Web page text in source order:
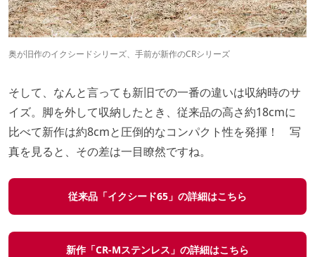
奥が旧作のイクシードシリーズ、手前が新作のCRシリーズ
そして、なんと言っても新旧での一番の違いは収納時のサ
イズ。脚を外して収納したとき、従来品の高さ約18cmに
比べて新作は約8cmと圧倒的なコンパクト性を発揮！ 写
真を見ると、その差は一目瞭然ですね。
従来品「イクシード65」の詳細はこちら
新作「CR-Mステンレス」の詳細はこちら